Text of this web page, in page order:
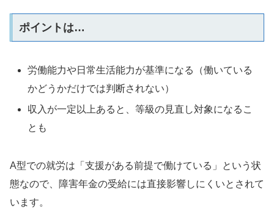
ポイントは…
労働能力や日常生活能力が基準になる（働いている
かどうかだけでは判断されない）
収入が一定以上あると、等級の見直し対象になるこ
とも
A型での就労は「支援がある前提で働けている」という状
態なので、障害年金の受給には直接影響しにくいとされて
います。